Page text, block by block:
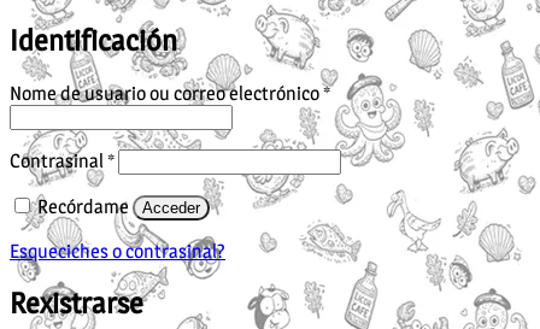
Identificación
Nome de usuario ou correo electrónico*Obrigatorio
Contrasinal *Obrigatorio
Recórdame Acceder
Esqueciches o contrasinal?
Rexistrarse